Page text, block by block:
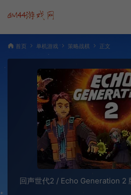
首页 单机游戏 策略战棋 正文
回声世代2 / Echo Generation 2